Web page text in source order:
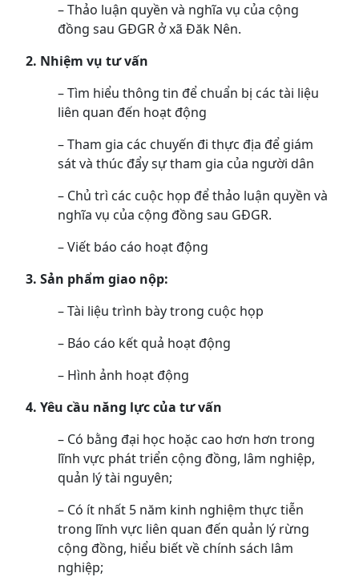
– Thảo luận quyền và nghĩa vụ của cộng
đồng sau GĐGR ở xã Đăk Nên.
2. Nhiệm vụ tư vấn
– Tìm hiểu thông tin để chuẩn bị các tài liệu
liên quan đến hoạt động
– Tham gia các chuyến đi thực địa để giám
sát và thúc đẩy sự tham gia của người dân
– Chủ trì các cuộc họp để thảo luận quyền và
nghĩa vụ của cộng đồng sau GĐGR.
– Viết báo cáo hoạt động
3. Sản phẩm giao nộp:
– Tài liệu trình bày trong cuộc họp
– Báo cáo kết quả hoạt động
– Hình ảnh hoạt động
4. Yêu cầu năng lực của tư vấn
– Có bằng đại học hoặc cao hơn hơn trong
lĩnh vực phát triển cộng đồng, lâm nghiệp,
quản lý tài nguyên;
– Có ít nhất 5 năm kinh nghiệm thực tiễn
trong lĩnh vực liên quan đến quản lý rừng
cộng đồng, hiểu biết về chính sách lâm
nghiệp;